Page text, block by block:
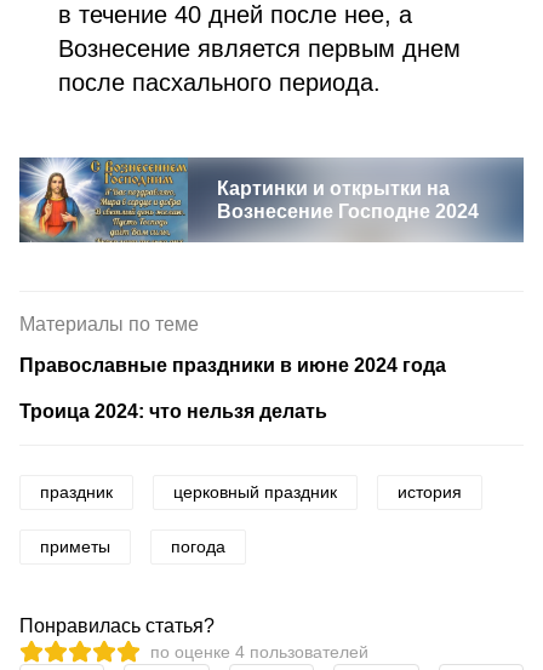
в течение 40 дней после нее, а
Вознесение является первым днем
после пасхального периода.
Картинки и открытки на
Вознесение Господне 2024
Материалы по теме
Православные праздники в июне 2024 года
Троица 2024: что нельзя делать
праздник церковный праздник история
приметы погода
Понравилась статья?
по оценке 4 пользователей